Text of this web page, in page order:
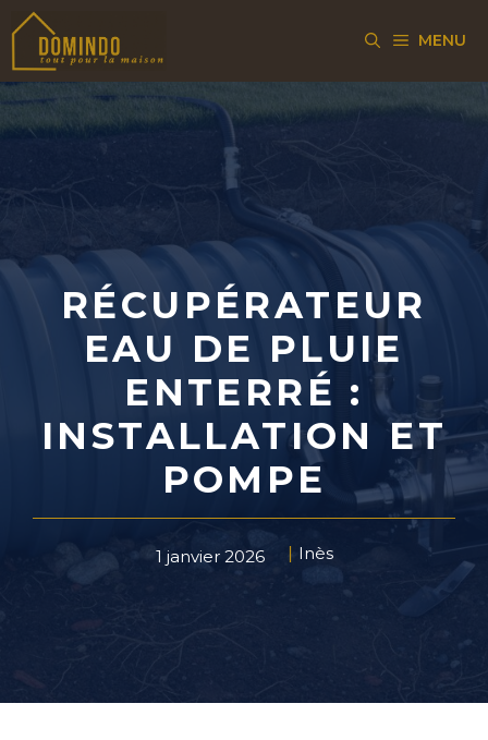
Aller
contenu
MENU
RÉCUPÉRATEUR
EAU DE PLUIE
ENTERRÉ :
INSTALLATION ET
POMPE
1 janvier 2026 Inès